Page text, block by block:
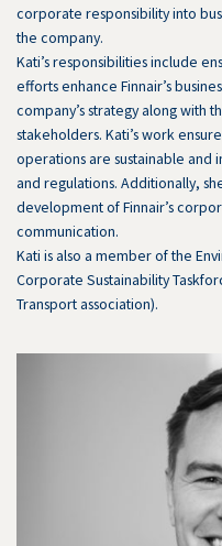
corporate responsibility into
the company.
Kati’s responsibilities include
efforts enhance Finnair’s
company’s strategy along with
stakeholders. Kati’s work
operations are sustainable and
and regulations. Additionally,
development of Finnair’s
communication.
Kati is also a member of the
Corporate Sustainability
Transport association).